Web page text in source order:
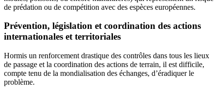
de prédation ou de compétition avec des espèces européennes.
Prévention, législation et coordination des actions
internationales et territoriales
Hormis un renforcement drastique des contrôles dans tous les lieux
de passage et la coordination des actions de terrain, il est difficile,
compte tenu de la mondialisation des échanges, d’éradiquer le
problème.